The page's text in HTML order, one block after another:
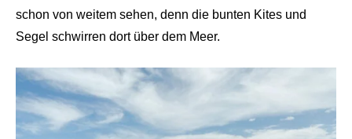
schon von weitem sehen, denn die bunten Kites und
Segel schwirren dort über dem Meer.